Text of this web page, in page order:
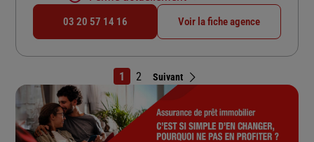
03 20 57 14 16 Voir la fiche agence
1 2 Suivant